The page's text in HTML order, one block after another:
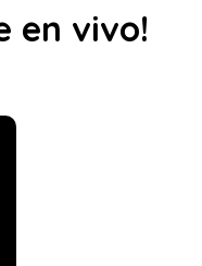
en vivo!